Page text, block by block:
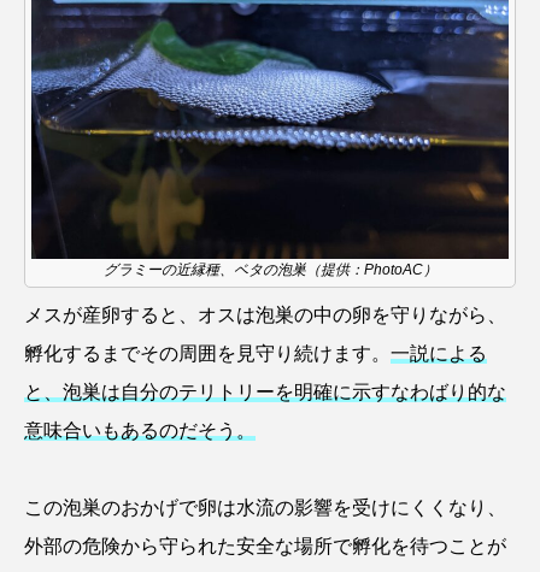
クロアジモドキ クロスジギンポ クロソイ
クロダイ クロツラヘラサギ クロマグロ
グッピー グラミー グルクン
ケブカガニ
ゲンゴロウ コウテイペンギン
コオイムシ コガタペンギン
コガネスズメダイ コクチバス コクレン
コチ
コモレビクラゲ
グラミーの近縁種、ベタの泡巣（提供：PhotoAC）
メスが産卵すると、オスは泡巣の中の卵を守りながら、
孵化するまでその周囲を見守り続けます。 一説による
と、泡巣は自分のテリトリーを明確に示すなわばり的な
意味合いもあるのだそう。
この泡巣のおかげで卵は水流の影響を受けにくくなり、
外部の危険から守られた安全な場所で孵化を待つことが